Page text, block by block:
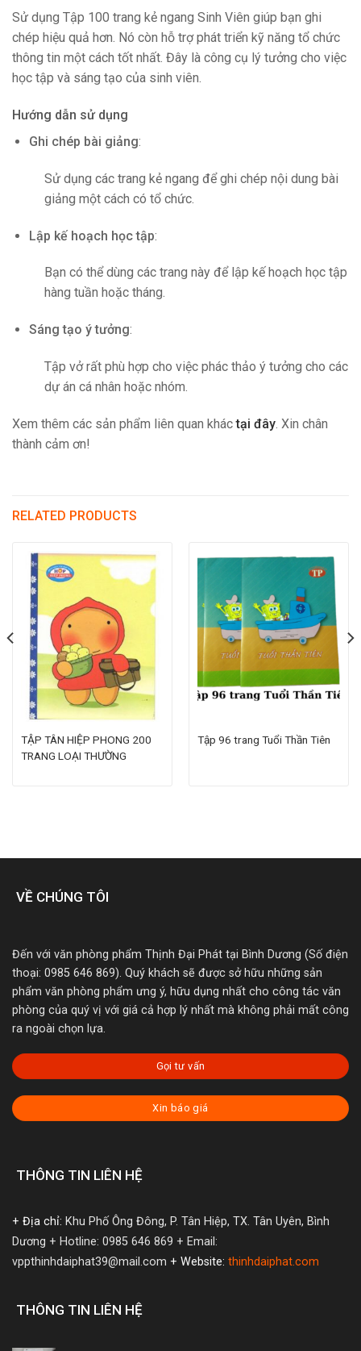
Sử dụng Tập 100 trang kẻ ngang Sinh Viên giúp bạn ghi
chép hiệu quả hơn. Nó còn hỗ trợ phát triển kỹ năng tổ chức
thông tin một cách tốt nhất. Đây là công cụ lý tưởng cho việc
học tập và sáng tạo của sinh viên.
Hướng dẫn sử dụng
Ghi chép bài giảng:
Sử dụng các trang kẻ ngang để ghi chép nội dung bài
giảng một cách có tổ chức.
Lập kế hoạch học tập:
Bạn có thể dùng các trang này để lập kế hoạch học tập
hàng tuần hoặc tháng.
Sáng tạo ý tưởng:
Tập vở rất phù hợp cho việc phác thảo ý tưởng cho các
dự án cá nhân hoặc nhóm.
Xem thêm các sản phẩm liên quan kháctại đây. Xin chân
thành cảm ơn!
RELATED PRODUCTS
TẬP TÂN HIỆP PHONG 200
TRANG LOẠI THƯỜNG
Tập 96 trang Tuổi Thần Tiên
VỀ CHÚNG TÔI
Đến với văn phòng phẩm Thịnh Đại Phát tại Bình Dương (Số điện
thoại: 0985 646 869). Quý khách sẽ được sở hữu những sản
phẩm văn phòng phẩm ưng ý, hữu dụng nhất cho công tác văn
phòng của quý vị với giá cả hợp lý nhất mà không phải mất công
ra ngoài chọn lựa.
Gọi tư vấn
Xin báo giá
THÔNG TIN LIÊN HỆ
+ Địa chỉ: Khu Phố Ông Đông, P. Tân Hiệp, TX. Tân Uyên, Bình
Dương + Hotline: 0985 646 869 + Email:
vppthinhdaiphat39@mail.com + Website: thinhdaiphat.com
THÔNG TIN LIÊN HỆ